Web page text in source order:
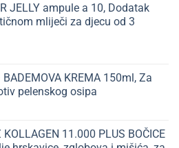
JELLY ampule a 10, Dodatak
mliječi za djecu od 3
KREMA 150ml, Za
pelenskog osipa
KOLLAGEN 11.000 PLUS BOČICE